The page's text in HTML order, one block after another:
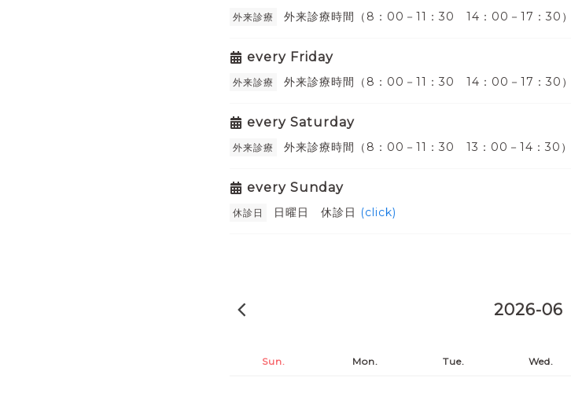
外来診療 外来診療時間（8：00－11：30 14：00－17：30）
every Friday
外来診療 外来診療時間（8：00－11：30 14：00－17：30）
every Saturday
外来診療 外来診療時間（8：00－11：30 13：00－14：30）
every Sunday
休診日 日曜日 休診日 (click)
2026-06
Sun. Mon. Tue. Wed.